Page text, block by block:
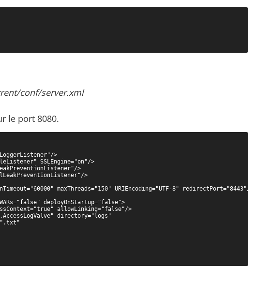
conf/server.xml
le port 8080.
>
SSLEngine="on"/>
>
>
maxThreads="150" URIEncoding="UTF-8" redirectPort="8443"/>
deployOnStartup="false">
allowLinking="false"/>
directory="logs"